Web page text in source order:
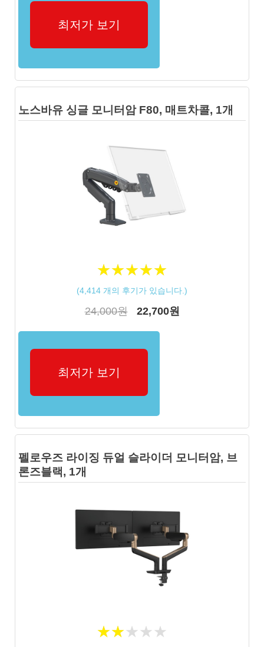
최저가 보기
노스바유 싱글 모니터암 F80, 매트차콜, 1개
★★★★★
★★★★★
(4,414 개의 후기가 있습니다.)
24,000원 22,700원
최저가 보기
펠로우즈 라이징 듀얼 슬라이더 모니터암, 브
론즈블랙, 1개
★★★ ★ ★
★★★ ★ ★